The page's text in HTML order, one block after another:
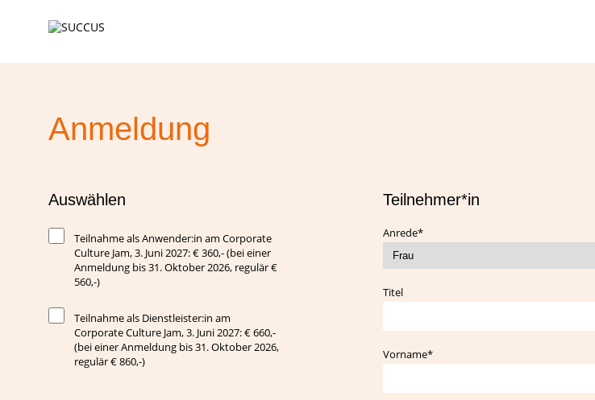
Anmeldung
Auswählen
Teilnahme als Anwender:in am Corporate
Culture Jam, 3. Juni 2027: € 360,- (bei einer
Anmeldung bis 31. Oktober 2026, regulär €
560,-)
Teilnahme als Dienstleister:in am
Corporate Culture Jam, 3. Juni 2027: € 660,-
(bei einer Anmeldung bis 31. Oktober 2026,
regulär € 860,-)
Teilnehmer*in
Pflichtfeld
Anrede*
Titel
Pflichtfeld
Vorname*